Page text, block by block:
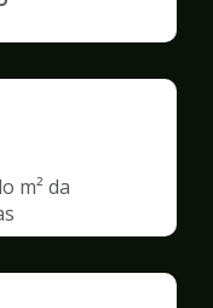
m² da